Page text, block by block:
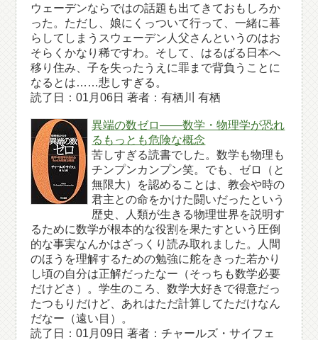
ウェーデンならではの話題も出てきておもしろか
った。ただし、娘にくっついて行って、一緒に暮
らしてしまうスウェーデン人父さんというのはお
そらくかなり稀ですわ。そして、はるばる日本へ
移り住み、子を失ったうえに罪まで背負うことに
なるとは……悲しすぎる。
読了日：01月06日 著者：有栖川 有栖
異端の数ゼロ――数学・物理学が恐れ
るもっとも危険な概念
苦しすぎる読書でした。数学も物理も
チンプンカンプン笑。でも、ゼロ（と
無限大）を認めることは、教会や時の
君主との命をかけた闘いだったという
歴史、人類が生きる物理世界を説明す
るために数学が根本的な役割を果たすという圧倒
的な事実なんかはざっくり読み取れました。人間
のほうを理解するための勉強に舵をきった若かり
し頃の自分は正解だったなー（そっちも数学必要
だけどさ）。学生のころ、数学大好きで得意だっ
たつもりだけど、あれはただ計算してただけなん
だなー（遠い目）。
読了日：01月09日 著者：チャールズ・サイフェ